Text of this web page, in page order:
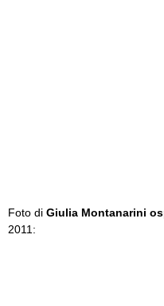
Foto di Giulia Montanarini
2011: